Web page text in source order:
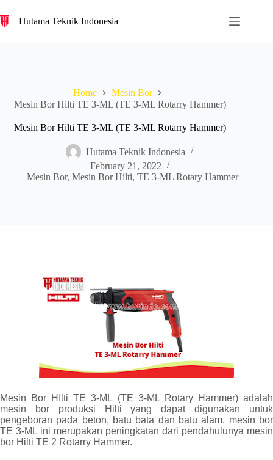
n
t
n
Hutama Teknik Indonesia
Home
Mesin Bor
Mesin Bor Hilti TE 3-ML (TE 3-ML Rotarry Hammer)
Mesin Bor Hilti TE 3-ML (TE 3-ML Rotarry Hammer)
Hutama Teknik Indonesia
February 21, 2022
Mesin Bor, Mesin Bor Hilti, TE 3-ML Rotary Hammer
Mesin Bor HIlti TE 3-ML (TE 3-ML Rotary Hammer) adalah
mesin bor produksi Hilti yang dapat digunakan untuk
pengeboran pada beton, batu bata dan batu alam. mesin bor
TE 3-ML ini merupakan peningkatan dari pendahulunya mesin
bor Hilti TE 2 Rotarry Hammer.